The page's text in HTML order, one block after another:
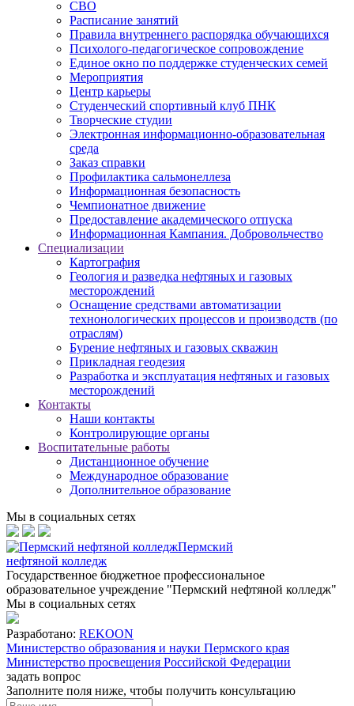
СВО
Расписание занятий
Правила внутреннего распорядка обучающихся
Психолого-педагогическое сопровождение
Единое окно по поддержке студенческих семей
Мероприятия
Центр карьеры
Студенческий спортивный клуб ПНК
Творческие студии
Электронная информационно-образовательная
среда
Заказ справки
Профилактика сальмонеллеза
Информационная безопасность
Чемпионатное движение
Предоставление академического отпуска
Информационная Кампания. Добровольчество
Специализации
Картография
Геология и разведка нефтяных и газовых
месторождений
Оснащение средствами автоматизации
технонологических процессов и производств (по
отраслям)
Бурение нефтяных и газовых скважин
Прикладная геодезия
Разработка и эксплуатация нефтяных и газовых
месторождений
Контакты
Наши контакты
Контролирующие органы
Воспитательные работы
Дистанционное обучение
Международное образование
Дополнительное образование
Мы в социальных сетях
Пермский
нефтяной колледж
Государственное бюджетное профессиональное
образовательное учреждение "Пермский нефтяной колледж"
Мы в социальных сетях
Разработано: REKOON
Министерство образования и науки Пермского края
Министерство просвещения Российской Федерации
задать вопрос
Заполните поля ниже, чтобы получить консультацию